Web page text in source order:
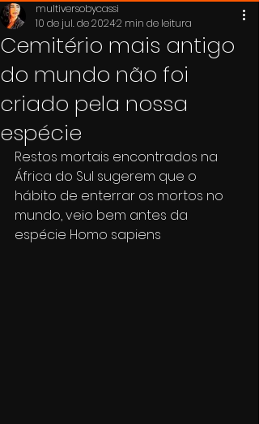
Cemitério mais antigo
do mundo não foi
criado pela nossa
espécie
multiversobycassi
10 de jul. de 20242 min de leitura
Restos mortais encontrados na
África do Sul sugerem que o
hábito de enterrar os mortos no
mundo, veio bem antes da
espécie Homo sapiens